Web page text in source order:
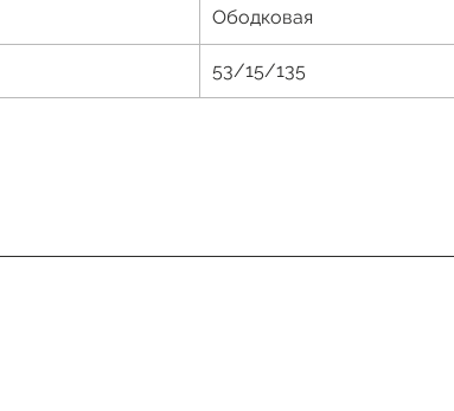
Ободковая
53/15/135